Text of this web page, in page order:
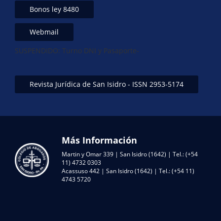
Bonos ley 8480
Webmail
SUSPENDIDO: Turno DNI y Pasaporte-
Revista Jurídica de San Isidro - ISSN 2953-5174
Más Información
Martin y Omar 339 | San Isidro (1642) | Tel.: (+54
11) 4732 0303
Acassuso 442 | San Isidro (1642) | Tel.: (+54 11)
4743 5720